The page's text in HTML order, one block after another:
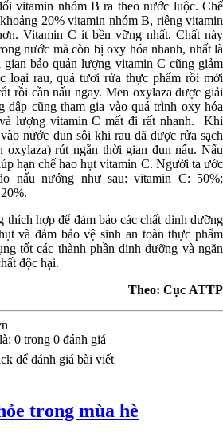
vitamin nhóm B ra theo nước luộc. Chế
20% vitamin nhóm B, riêng vitamin
Vitamin C ít bền vững nhất. Chất này
nước mà còn bị oxy hóa nhanh, nhất là
bảo quản lượng vitamin C cũng giảm
loại rau, quả tươi rửa thực phẩm rồi mới
rồi cần nấu ngay. Men oxylaza được giải
dập cũng tham gia vào quá trình oxy hóa
lượng vitamin C mất đi rất nhanh. Khi
nước đun sôi khi rau đã được rửa sạch
oxylaza) rút ngắn thời gian đun nấu. Nấu
hạn chế hao hụt vitamin C. Người ta ước
nấu nướng như sau: vitamin C: 50%;
thích hợp để đảm bảo các chất dinh dưỡng
và đảm bảo vệ sinh an toàn thực phẩm
tốt các thành phần dinh dưỡng và ngăn
độc hại.
Theo: Cục ATTP
0 trong 0 đánh giá
để đánh giá bài viết
trong mùa hè